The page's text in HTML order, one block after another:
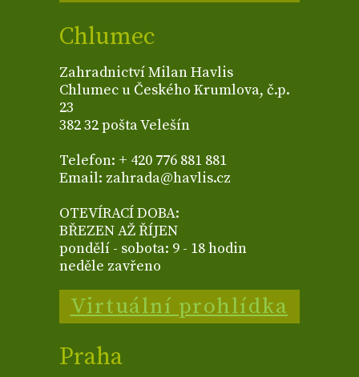
Chlumec
Zahradnictví Milan Havlis
Chlumec u Českého Krumlova, č.p.
23
382 32 pošta Velešín
Telefon: + 420 776 881 881
Email: zahrada@havlis.cz
OTEVÍRACÍ DOBA:
BŘEZEN AŽ ŘÍJEN
pondělí - sobota: 9 - 18 hodin
neděle zavřeno
Virtuální prohlídka
Praha